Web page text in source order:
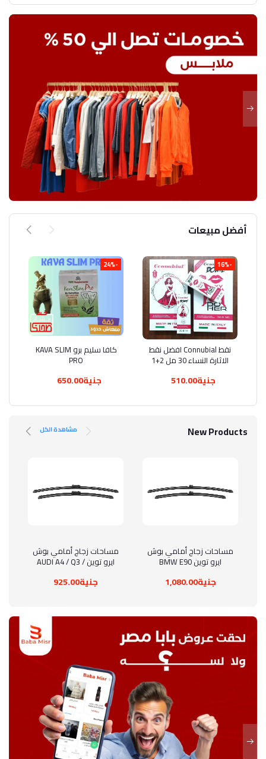
أفضل مبيعات
-16%
أضف إلى السلة
نقط Connubial افضل نقط
الاثارة النساء 30 مل 2+1
جنية510.00
-24%
أضف إلى السلة
كافا سليم برو KAVA SLIM
PRO
جنية650.00
New Products مشاهدة الكل
أضف إلى السلة
مساحات زجاج أمامي بوش
ايرو توين BMW E90
جنية1,080.00
أضف إلى السلة
مساحات زجاج أمامي بوش
ايرو توين AUDI A4 / Q3 /
جنية925.00